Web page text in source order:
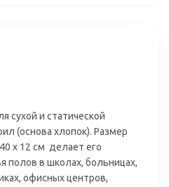
сухой и статической
(основа хлопок). Размер
х 12 см делает его
в школах, больницах,
офисных центров,